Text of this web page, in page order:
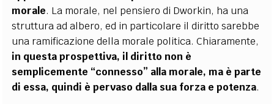
morale. La morale, nel pensiero di Dworkin, ha una
struttura ad albero, ed in particolare il diritto sarebbe
una ramificazione della morale politica. Chiaramente,
in questa prospettiva, il diritto non è
semplicemente “connesso” alla morale, ma è parte
di essa, quindi è pervaso dalla sua forza e potenza.